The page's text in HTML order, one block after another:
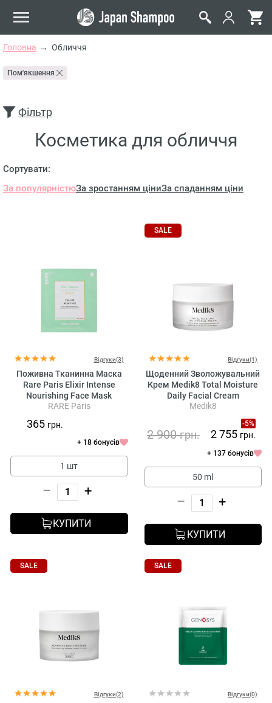
Головна Обличчя
Пом'якшення
Фільтр
Косметика для обличчя
Сортувати:
За популярністюЗа зростанням ціниЗа спаданням ціни
Відгуки(3)
Поживна Тканинна Маска
Rare Paris Elixir Intense
Nourishing Face Mask
RARE Paris
365 грн.
+ 18 бонусів
1 шт
– +
КУПИТИ
SALE
Відгуки(1)
Щоденний Зволожувальний
Крем Medik8 Total Moisture
Daily Facial Cream
Medik8
-5%
2 900грн. 2 755 грн.
+ 137 бонусів
50 ml
– +
КУПИТИ
SALE
Відгуки(2)
SALE
Відгуки(0)